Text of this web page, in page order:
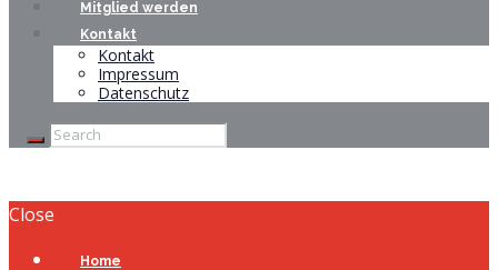
Mitglied werden
Kontakt
Kontakt
Impressum
Datenschutz
Close
Home